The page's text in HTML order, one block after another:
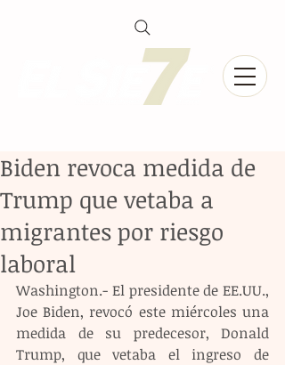
Biden revoca medida de
Trump que vetaba a
migrantes por riesgo
laboral
Washington.- El presidente de EE.UU.,
Joe Biden, revocó este miércoles una
medida de su predecesor, Donald
Trump, que vetaba el ingreso de